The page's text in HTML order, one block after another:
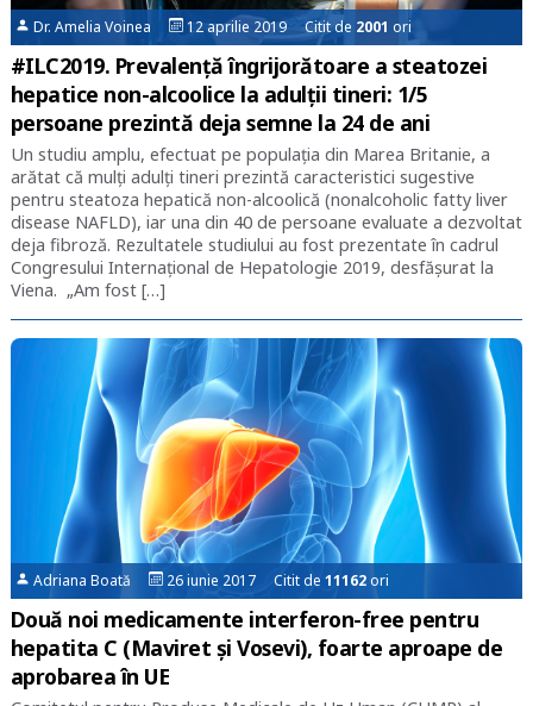
Dr. Amelia Voinea 12 aprilie 2019 Citit de 2001 ori
#ILC2019. Prevalență îngrijorătoare a steatozei
hepatice non-alcoolice la adulții tineri: 1/5
persoane prezintă deja semne la 24 de ani
Un studiu amplu, efectuat pe populația din Marea Britanie, a
arătat că mulți adulți tineri prezintă caracteristici sugestive
pentru steatoza hepatică non-alcoolică (nonalcoholic fatty liver
disease NAFLD), iar una din 40 de persoane evaluate a dezvoltat
deja fibroză. Rezultatele studiului au fost prezentate în cadrul
Congresului Internațional de Hepatologie 2019, desfășurat la
Viena. „Am fost […]
Adriana Boată 26 iunie 2017 Citit de11162ori
Două noi medicamente interferon-free pentru
hepatita C (Maviret și Vosevi), foarte aproape de
aprobarea în UE